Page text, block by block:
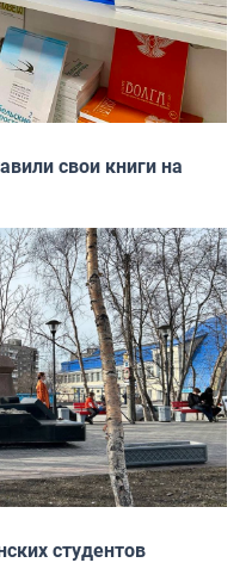
свои книги на
студентов